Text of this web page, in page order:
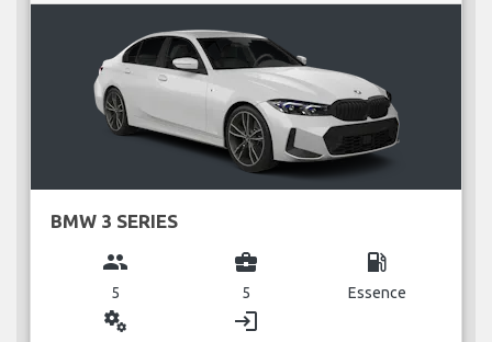
BMW 3 SERIES
group
5
business_center
5
local_gas_station
Essence
miscellaneous_services login